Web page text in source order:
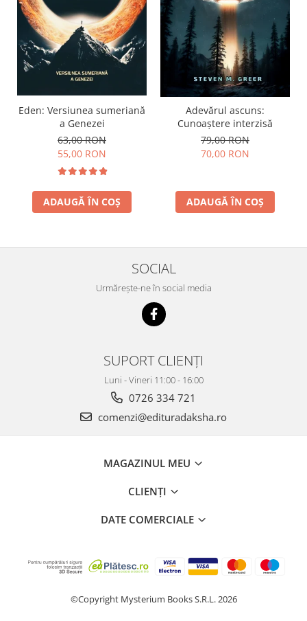
Eden: Versiunea sumeriană
a Genezei
63,00 RON
55,00 RON
ADAUGĂ ÎN COȘ
Adevărul ascuns:
Cunoaștere interzisă
79,00 RON
70,00 RON
ADAUGĂ ÎN COȘ
SOCIAL
Urmărește-ne în social media
SUPORT CLIENȚI
Luni - Vineri 11:00 - 16:00
0726 334 721
comenzi@edituradaksha.ro
MAGAZINUL MEU
CLIENȚI
DATE COMERCIALE
©Copyright Mysterium Books S.R.L. 2026